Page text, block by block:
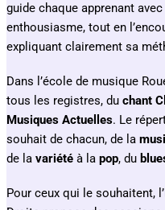
guide chaque apprenant
enthousiasme, tout en
expliquant clairement sa
Dans l’école de musique
tous les registres, du chant
Musiques Actuelles. Le
souhait de chacun, de la
de la variété à la pop, du
Pour ceux qui le souhaitent,